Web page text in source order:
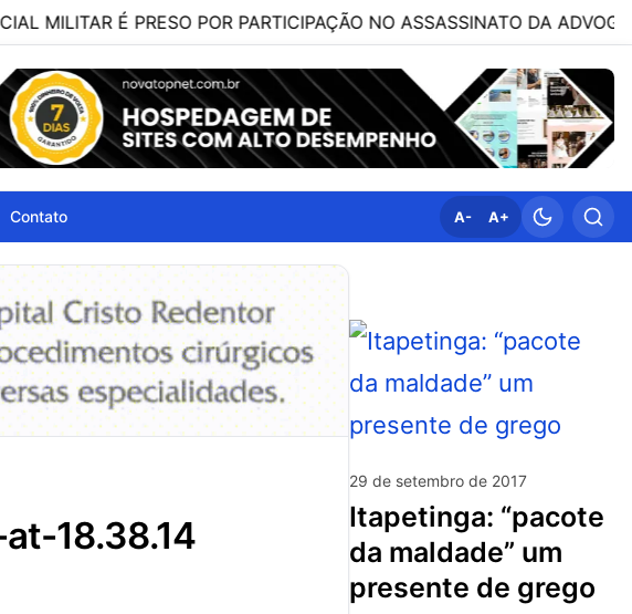
É PRESO POR PARTICIPAÇÃO NO ASSASSINATO DA ADVOGADA
Contato A- A+
18.38.14
29 de setembro de 2017
itapetinga: “pacote
da maldade” um
presente de grego